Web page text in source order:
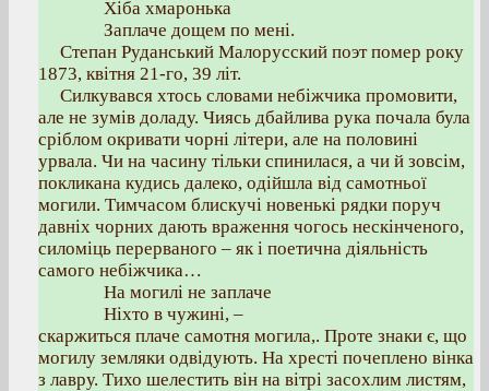
Хіба хмаронька
Заплаче дощем по мені.
Степан Руданський Малорусский поэт помер року
1873, квітня 21-го, 39 літ.
Силкувався хтось словами небіжчика промовити,
але не зумів доладу. Чиясь дбайлива рука почала була
сріблом окривати чорні літери, але на половині
урвала. Чи на часину тільки спинилася, а чи й зовсім,
покликана кудись далеко, одійшла від самотньої
могили. Тимчасом блискучі новенькі рядки поруч
давніх чорних дають враження чогось нескінченого,
силоміць перерваного – як і поетична діяльність
самого небіжчика…
На могилі не заплаче
Ніхто в чужині, –
скаржиться плаче самотня могила,. Проте знаки є, що
могилу земляки одвідують. На хресті почеплено вінка
з лавру. Тихо шелестить він на вітрі засохлим листям,